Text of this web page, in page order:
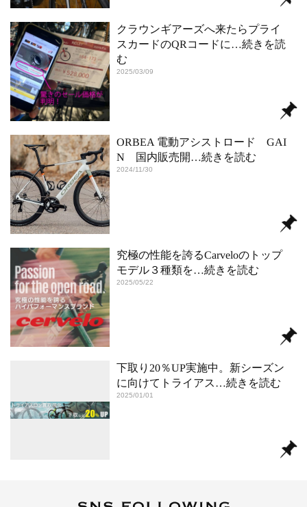
クラウンギアーズへ来たらプライ
スカードのQRコードに …続きを読
む
2025/03/09
ORBEA 電動アシストロード GAI
N 国内販売開 …続きを読む
2024/11/30
究極の性能を誇るCarveloのトップ
モデル３種類を…続きを読む
2025/05/22
下取り20％UP実施中。新シーズン
に向けてトライアス …続きを読む
2025/01/01